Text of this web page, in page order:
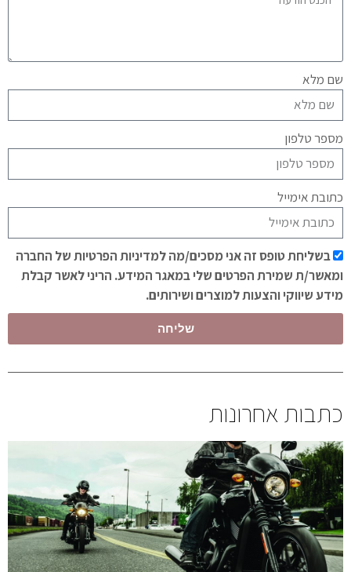
שם מלא
מספר טלפון
כתובת אימייל
בשליחת טופס זה אני מסכים/מה למדיניות הפרטיות של החברה
ומאשר/ת שמירת הפרטים שלי במאגר המידע. הריני לאשר קבלת
מידע שיווקי והצעות למוצרים ושירותים.
שליחה
כתבות אחרונות